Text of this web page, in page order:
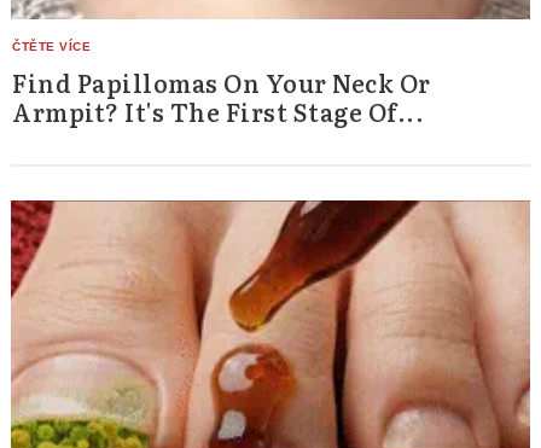
Find Papillomas On Your Neck Or
Armpit? It's The First Stage Of...